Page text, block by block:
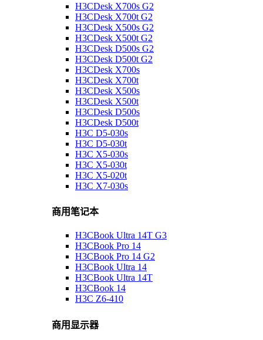
H3CDesk X700s G2
H3CDesk X700t G2
H3CDesk X500s G2
H3CDesk X500t G2
H3CDesk D500s G2
H3CDesk D500t G2
H3CDesk X700s
H3CDesk X700t
H3CDesk X500s
H3CDesk X500t
H3CDesk D500s
H3CDesk D500t
H3C D5-030s
H3C D5-030t
H3C X5-030s
H3C X5-030t
H3C X5-020t
H3C X7-030s
商用笔记本
H3CBook Ultra 14T G3
H3CBook Pro 14
H3CBook Pro 14 G2
H3CBook Ultra 14
H3CBook Ultra 14T
H3CBook 14
H3C Z6-410
商用显示器